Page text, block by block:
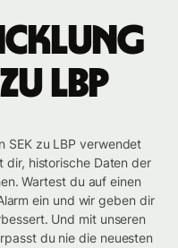
LBP
SEK zu LBP verwendet
dir, historische Daten der
Wartest du auf einen
ein und wir geben dir
Und mit unseren
du nie die neuesten